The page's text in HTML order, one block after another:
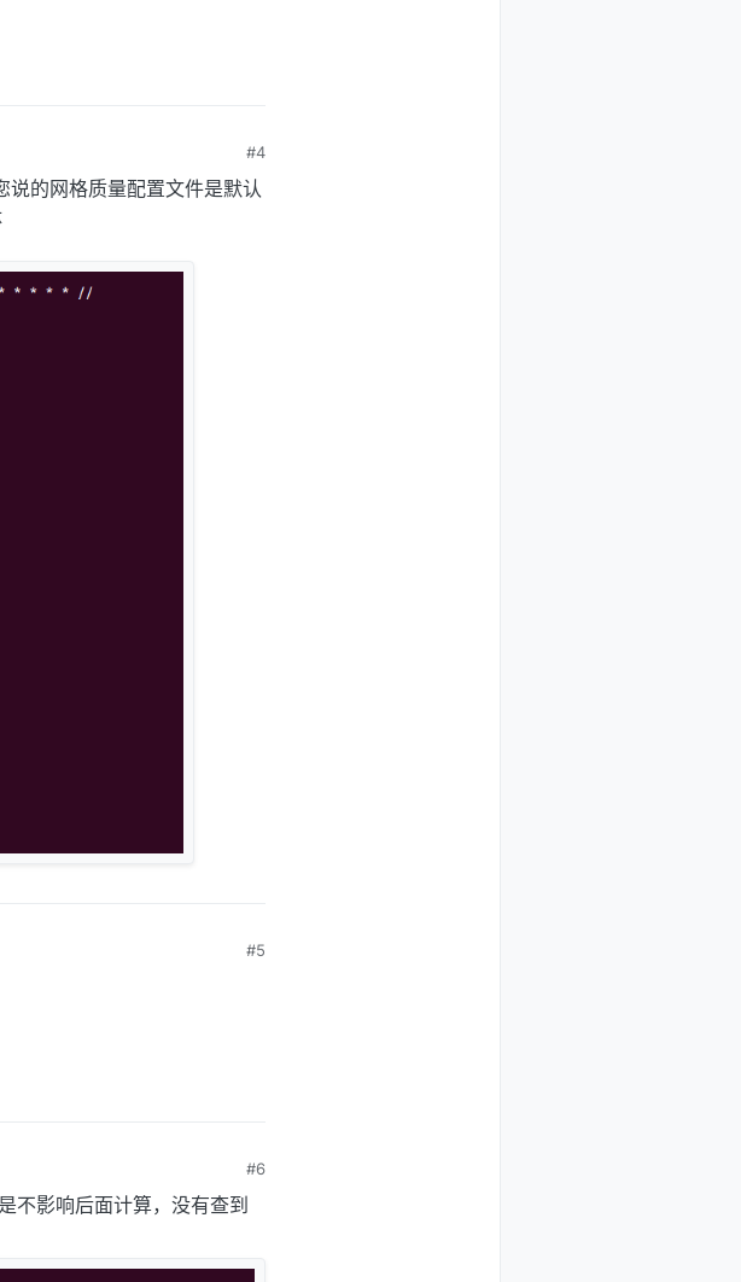
#4
的网格质量配置文件是默认
#5
#6
不影响后面计算，没有查到